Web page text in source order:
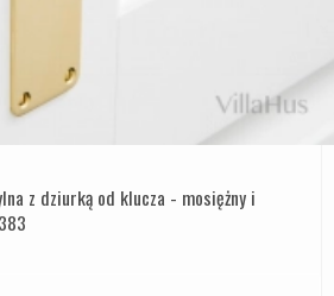
z dziurką od klucza - mosiężny i